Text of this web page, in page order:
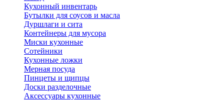
Кухонный инвентарь
Бутылки для соусов и масла
Дуршлаги и сита
Контейнеры для мусора
Миски кухонные
Сотейники
Кухонные ложки
Мерная посуда
Пинцеты и щипцы
Доски разделочные
Аксессуары кухонные